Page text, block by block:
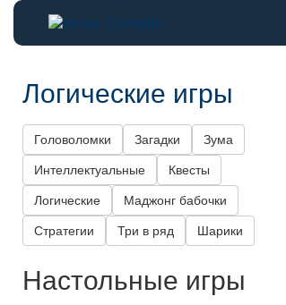
Логические игры
Головоломки Загадки Зума
Интеллектуальные Квесты
Логические Маджонг бабочки
Стратегии Три в ряд Шарики
Настольные игры